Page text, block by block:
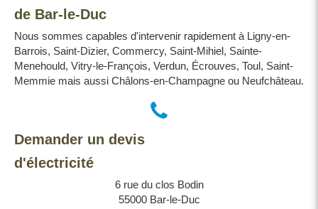
de Bar-le-Duc
Nous sommes capables d'intervenir rapidement à Ligny-en-
Barrois, Saint-Dizier, Commercy, Saint-Mihiel, Sainte-
Menehould, Vitry-le-François, Verdun, Écrouves, Toul, Saint-
Memmie mais aussi Châlons-en-Champagne ou Neufchâteau.
Demander un devis
d'électricité
6 rue du clos Bodin
55000 Bar-le-Duc